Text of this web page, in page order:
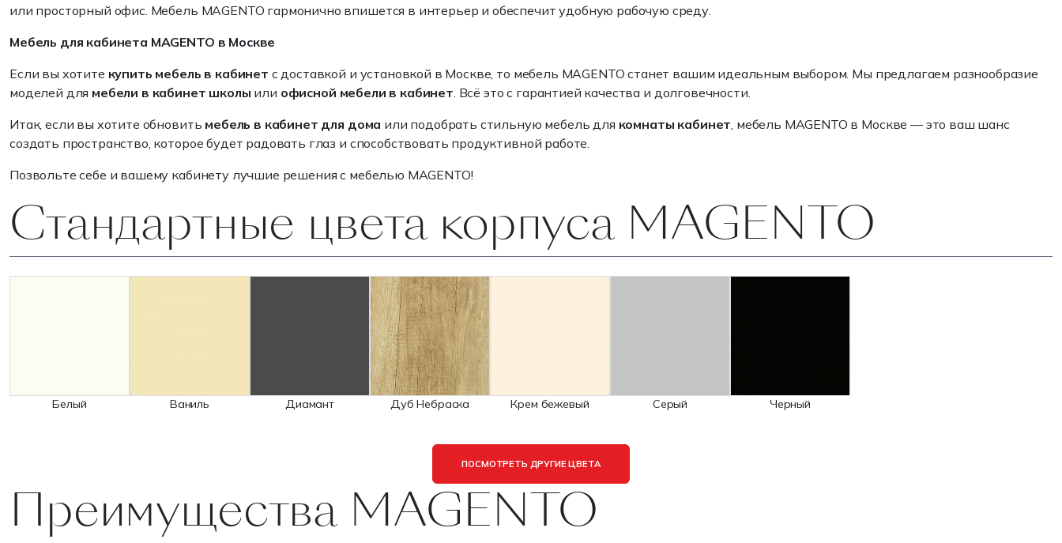
или просторный офис. Мебель MAGENTO гармонично впишется в интерьер и обеспечит удобную рабочую среду.
Мебель для кабинета MAGENTO в Москве
Если вы хотите купить мебель в кабинет с доставкой и установкой в Москве, то мебель MAGENTO станет вашим идеальным выбором. Мы предлагаем разнообразие
моделей для мебели в кабинет школы или офисной мебели в кабинет. Всё это с гарантией качества и долговечности.
Итак, если вы хотите обновить мебель в кабинет для дома или подобрать стильную мебель для комнаты кабинет, мебель MAGENTO в Москве — это ваш шанс
создать пространство, которое будет радовать глаз и способствовать продуктивной работе.
Позвольте себе и вашему кабинету лучшие решения с мебелью MAGENTO!
Стандартные цвета корпуса MAGENTO
Белый Ваниль Диамант Дуб Небраска Крем бежевый Серый Черный
ПОСМОТРЕТЬ ДРУГИЕ ЦВЕТА
Преимущества MAGENTO